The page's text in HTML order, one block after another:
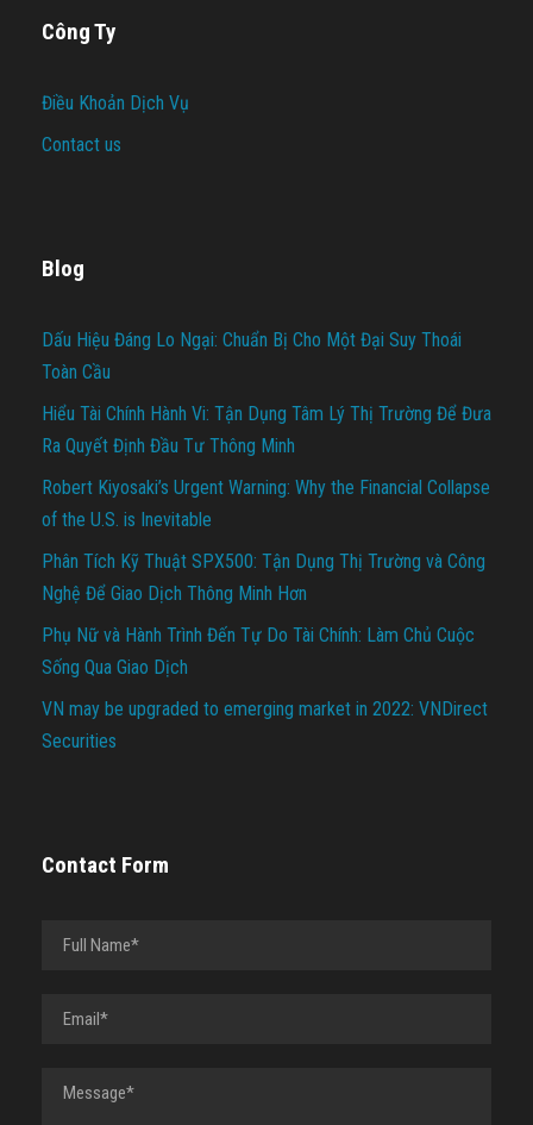
Công Ty
Điều Khoản Dịch Vụ
Contact us
Blog
Dấu Hiệu Đáng Lo Ngại: Chuẩn Bị Cho Một Đại Suy Thoái
Toàn Cầu
Hiểu Tài Chính Hành Vi: Tận Dụng Tâm Lý Thị Trường Để Đưa
Ra Quyết Định Đầu Tư Thông Minh
Robert Kiyosaki’s Urgent Warning: Why the Financial Collapse
of the U.S. is Inevitable
Phân Tích Kỹ Thuật SPX500: Tận Dụng Thị Trường và Công
Nghệ Để Giao Dịch Thông Minh Hơn
Phụ Nữ và Hành Trình Đến Tự Do Tài Chính: Làm Chủ Cuộc
Sống Qua Giao Dịch
VN may be upgraded to emerging market in 2022: VNDirect
Securities
Contact Form